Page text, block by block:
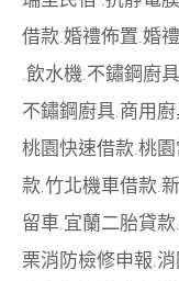
借款.婚禮佈置.婚
.飲水機.不鏽鋼廚具
不鏽鋼廚具.商用
桃園快速借款.桃
款.竹北機車借款.
留車.宜蘭二胎貸款.
栗消防檢修申報.